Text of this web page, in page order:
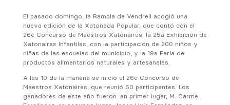
El pasado domingo, la Rambla de Vendrell acogió una
nueva edición de la Xatonada Popular, que contó con el
26è Concurso de Maestros Xatonaires; la 25a Exhibición de
Xatonaires Infantiles, con la participación de 200 niños y
niñas de las escuelas del municipio, y la 19a Feria de
productos alimentarios naturales y artesanales.
A las 10 de la mañana se inició el 26è Concurso de
Maestros Xatonaires, que reunió 50 participantes. Los
ganadores de este año fueron: en primer lugar, M. Carme